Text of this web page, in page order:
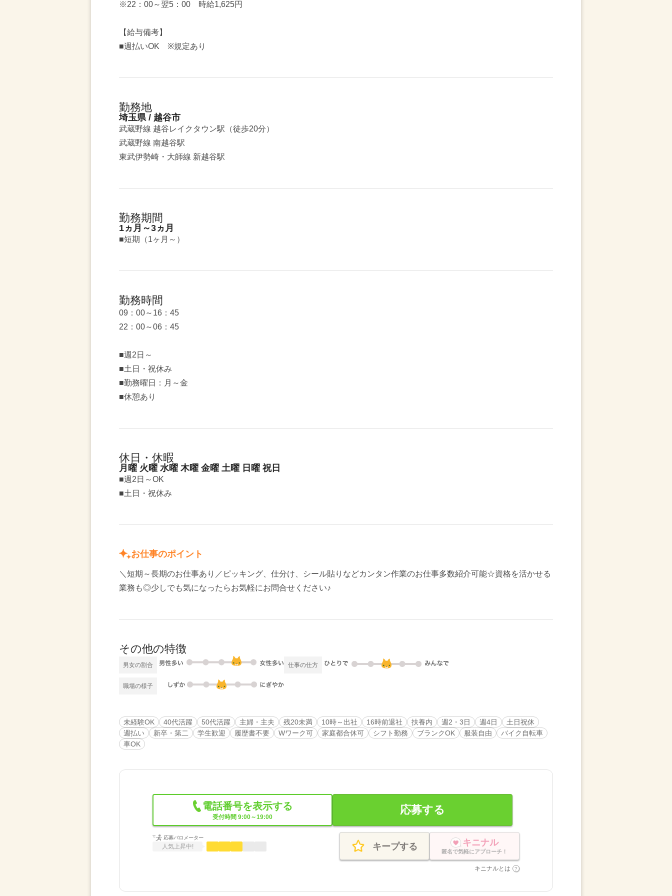
※22：00～翌5：00 時給1,625円
【給与備考】
■週払いOK ※規定あり
勤務地
埼玉県 / 越谷市
武蔵野線 越谷レイクタウン駅（徒歩20分）
武蔵野線 南越谷駅
東武伊勢崎・大師線 新越谷駅
勤務期間
1ヵ月～3ヵ月
■短期（1ヶ月～）
勤務時間
09：00～16：45
22：00～06：45
■週2日～
■土日・祝休み
■勤務曜日：月～金
■休憩あり
休日・休暇
月曜 火曜 水曜 木曜 金曜 土曜 日曜 祝日
■週2日～OK
■土日・祝休み
お仕事のポイント
＼短期～長期のお仕事あり／ピッキング、仕分け、シール貼りなどカンタン作業のお仕事多数紹介可能☆資格を活かせる
業務も◎少しでも気になったらお気軽にお問合せください♪
その他の特徴
男女の割合 仕事の仕方
職場の様子
未経験OK 40代活躍 50代活躍 主婦・主夫 残20未満 10時～出社 16時前退社 扶養内 週2・3日 週4日
土日祝休
週払い
新卒・第二 学生歓迎 履歴書不要 Wワーク可 家庭都合休可 シフト勤務 ブランクOK 服装自由
バイク自転車
車OK
電話番号を表示する
受付時間 9:00～19:00
応募する
応募バロメーター
人気上昇中! キープする キニナル
匿名で気軽にアプローチ！
キニナルとは